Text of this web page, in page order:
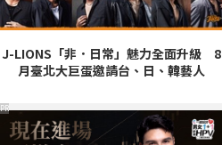
J-LIONS「非．日常」魅力全面升級 8
月臺北大巨蛋邀請台、日、韓藝人
PR